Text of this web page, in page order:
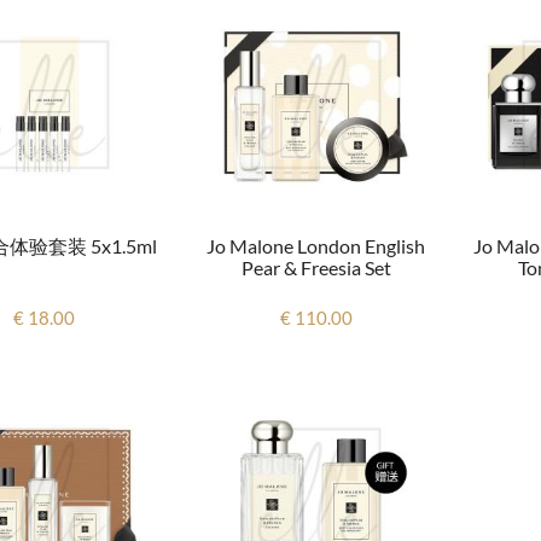
体验套装 5x1.5ml
€ 18.00
Jo Malone London English
Pear & Freesia Set
€ 110.00
Jo